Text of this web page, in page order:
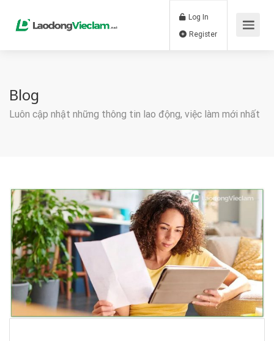
Log In
Blog
Luôn cập nhật những thông tin lao động, việc làm mới nhất